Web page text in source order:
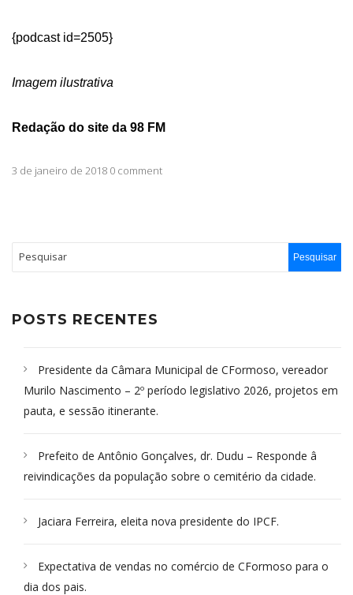
{podcast id=2505}
Imagem ilustrativa
Redação do site da 98 FM
3 de janeiro de 2018 0 comment
POSTS RECENTES
Presidente da Câmara Municipal de CFormoso, vereador
Murilo Nascimento – 2º período legislativo 2026, projetos em
pauta, e sessão itinerante.
Prefeito de Antônio Gonçalves, dr. Dudu – Responde â
reivindicações da população sobre o cemitério da cidade.
Jaciara Ferreira, eleita nova presidente do IPCF.
Expectativa de vendas no comércio de CFormoso para o
dia dos pais.